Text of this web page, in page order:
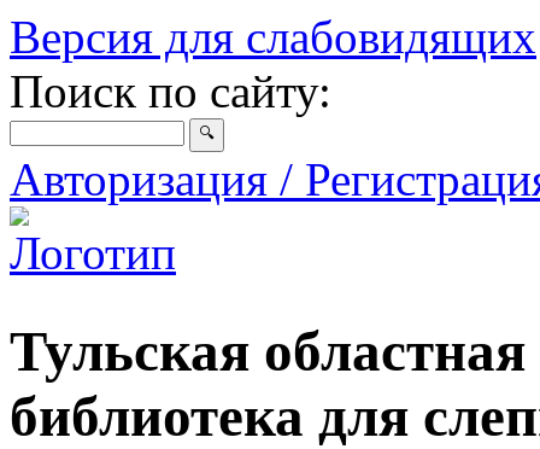
Версия для слабовидящих
Поиск по сайту:
Авторизация /
Тульская
библиотека для